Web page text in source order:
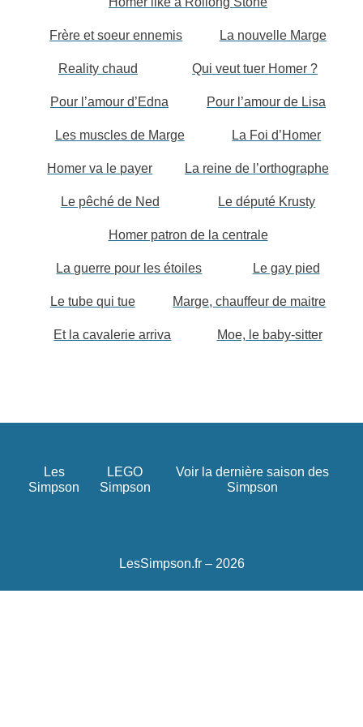
Frère et soeur ennemis La nouvelle Marge
Reality chaud Qui veut tuer Homer ?
Pour l’amour d’Edna Pour l’amour de Lisa
Les muscles de Marge La Foi d’Homer
Homer va le payer La reine de l’orthographe
Le pêché de Ned Le député Krusty
Homer patron de la centrale
La guerre pour les étoiles Le gay pied
Le tube qui tue Marge, chauffeur de maitre
Et la cavalerie arriva Moe, le baby-sitter
Les
Simpson
LEGO
Simpson
Voir la dernière saison des
Simpson
LesSimpson.fr – 2026